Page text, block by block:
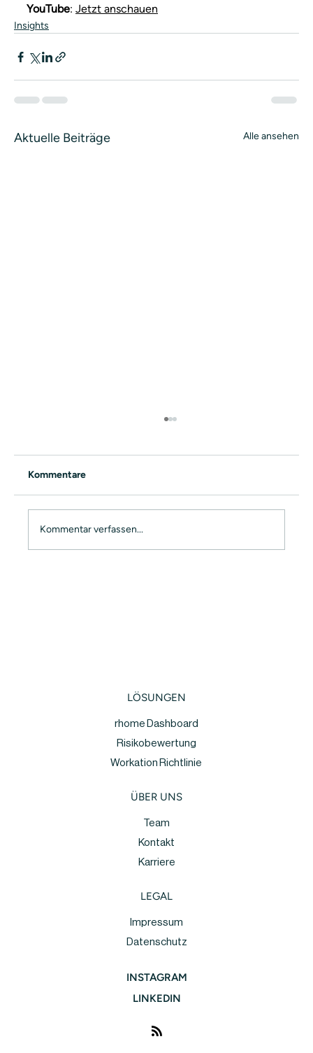
YouTube: Jetzt anschauen
Insights
Aktuelle Beiträge Alle ansehen
Kommentare
Kommentar verfassen...
LÖSUNGEN
rhome Dashboard
Risikobewertung
Workation Richtlinie
LEGAL
Impressum
Datenschutz
ÜBER UNS
Team
Karriere
Kontakt
INSTAGRAM
LINKEDIN